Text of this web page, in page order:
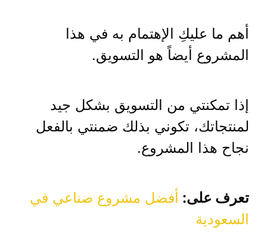
أهم ما عليكِ الإهتمام به في هذا
المشروع أيضاً هو التسويق.
إذا تمكنتي من التسويق بشكل جيد
لمنتجاتك، تكوني بذلك ضمنتي بالفعل
نجاح هذا المشروع.
تعرف على: أفضل مشروع صناعي في
السعودية